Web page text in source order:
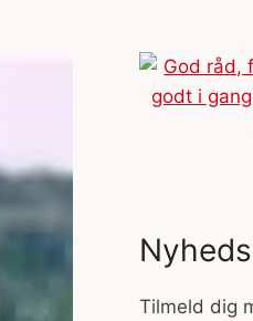
Tilmeld dig